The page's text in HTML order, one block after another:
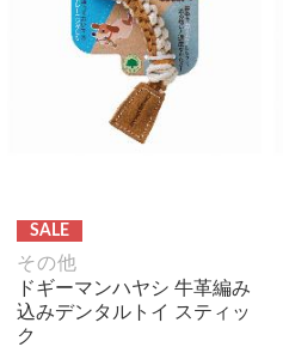
SALE
その他
ドギーマンハヤシ 牛革編み
込みデンタルトイ スティッ
ク